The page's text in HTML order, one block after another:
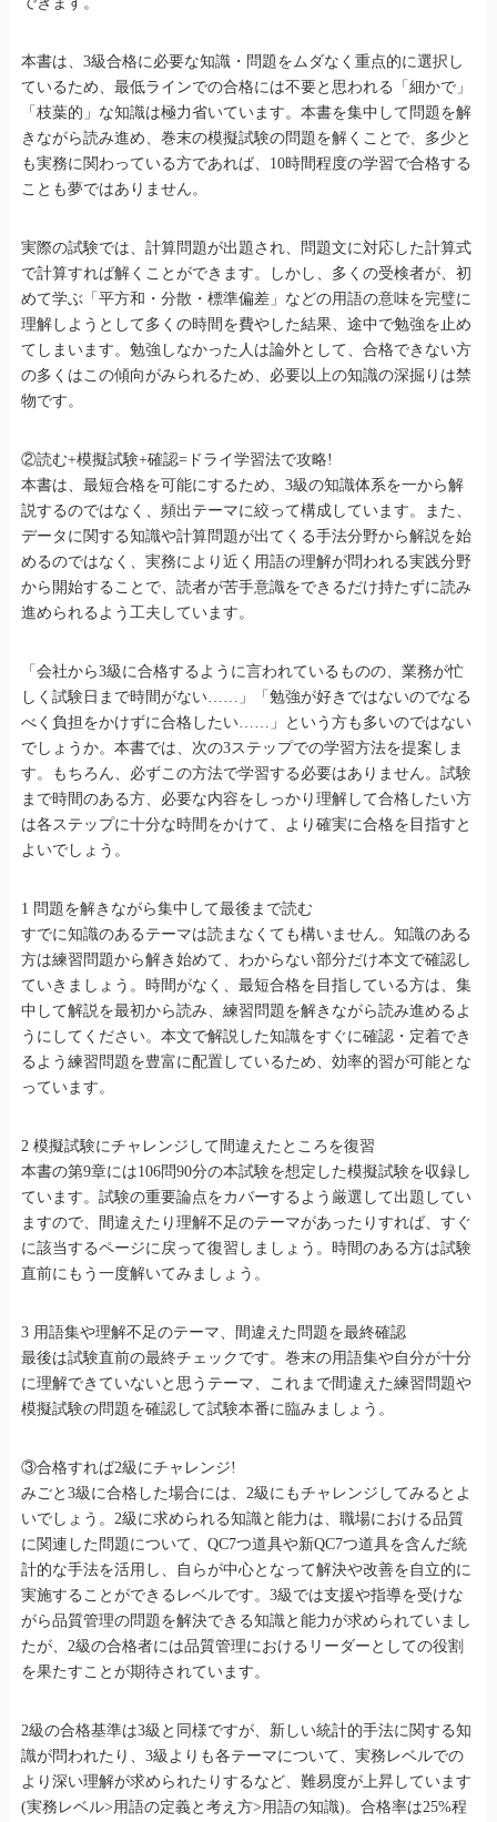
本書は、3級合格に必要な知識・問題をムダなく重点的に選択し
ているため、最低ラインでの合格には不要と思われる「細かで」
「枝葉的」な知識は極力省いています。本書を集中して問題を解
きながら読み進め、巻末の模擬試験の問題を解くことで、多少と
も実務に関わっている方であれば、10時間程度の学習で合格する
ことも夢ではありません。
実際の試験では、計算問題が出題され、問題文に対応した計算式
で計算すれば解くことができます。しかし、多くの受検者が、初
めて学ぶ「平方和・分散・標準偏差」などの用語の意味を完璧に
理解しようとして多くの時間を費やした結果、途中で勉強を止め
てしまいます。勉強しなかった人は論外として、合格できない方
の多くはこの傾向がみられるため、必要以上の知識の深掘りは禁
物です。
②読む+模擬試験+確認=ドライ学習法で攻略!
本書は、最短合格を可能にするため、3級の知識体系を一から解
説するのではなく、頻出テーマに絞って構成しています。また、
データに関する知識や計算問題が出てくる手法分野から解説を始
めるのではなく、実務により近く用語の理解が問われる実践分野
から開始することで、読者が苦手意識をできるだけ持たずに読み
進められるよう工夫しています。
「会社から3級に合格するように言われているものの、業務が忙
しく試験日まで時間がない……」「勉強が好きではないのでなる
べく負担をかけずに合格したい……」という方も多いのではない
でしょうか。本書では、次の3ステップでの学習方法を提案しま
す。もちろん、必ずこの方法で学習する必要はありません。試験
まで時間のある方、必要な内容をしっかり理解して合格したい方
は各ステップに十分な時間をかけて、より確実に合格を目指すと
よいでしょう。
1 問題を解きながら集中して最後まで読む
すでに知識のあるテーマは読まなくても構いません。知識のある
方は練習問題から解き始めて、わからない部分だけ本文で確認し
ていきましょう。時間がなく、最短合格を目指している方は、集
中して解説を最初から読み、練習問題を解きながら読み進めるよ
うにしてください。本文で解説した知識をすぐに確認・定着でき
るよう練習問題を豊富に配置しているため、効率的習が可能とな
っています。
2 模擬試験にチャレンジして間違えたところを復習
本書の第9章には106問90分の本試験を想定した模擬試験を収録し
ています。試験の重要論点をカバーするよう厳選して出題してい
ますので、間違えたり理解不足のテーマがあったりすれば、すぐ
に該当するページに戻って復習しましょう。時間のある方は試験
直前にもう一度解いてみましょう。
3 用語集や理解不足のテーマ、間違えた問題を最終確認
最後は試験直前の最終チェックです。巻末の用語集や自分が十分
に理解できていないと思うテーマ、これまで間違えた練習問題や
模擬試験の問題を確認して試験本番に臨みましょう。
③合格すれば2級にチャレンジ!
みごと3級に合格した場合には、2級にもチャレンジしてみるとよ
いでしょう。2級に求められる知識と能力は、職場における品質
に関連した問題について、QC7つ道具や新QC7つ道具を含んだ統
計的な手法を活用し、自らが中心となって解決や改善を自立的に
実施することができるレベルです。3級では支援や指導を受けな
がら品質管理の問題を解決できる知識と能力が求められていまし
たが、2級の合格者には品質管理におけるリーダーとしての役割
を果たすことが期待されています。
2級の合格基準は3級と同様ですが、新しい統計的手法に関する知
識が問われたり、3級よりも各テーマについて、実務レベルでの
より深い理解が求められたりするなど、難易度が上昇しています
(実務レベル>用語の定義と考え方>用語の知識)。合格率は25%程